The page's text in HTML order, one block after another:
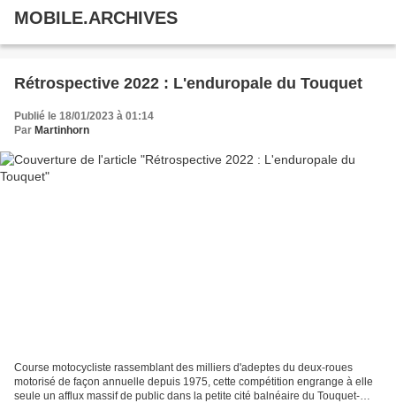
MOBILE.ARCHIVES
Rétrospective 2022 : L'enduropale du Touquet
Publié le 18/01/2023 à 01:14
Par Martinhorn
Course motocycliste rassemblant des milliers d'adeptes du deux-roues
motorisé de façon annuelle depuis 1975, cette compétition engrange à elle
seule un afflux massif de public dans la petite cité balnéaire du Touquet-